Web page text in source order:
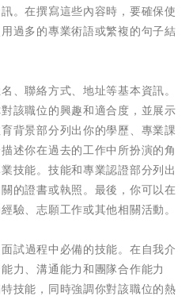
。在撰寫這些內容時，要確保使
過多的專業術語或繁複的句子結
、聯絡方式、地址等基本資訊。
該職位的興趣和適合度，並展示
背景部分列出你的學歷、專業課
述你在過去的工作中所扮演的角
技能。技能和專業認證部分列出
的證書或執照。最後，你可以在
驗、志願工作或其他相關活動。
試過程中必備的技能。在自我介
力、溝通能力和團隊合作能力
技能，同時強調你對該職位的熱